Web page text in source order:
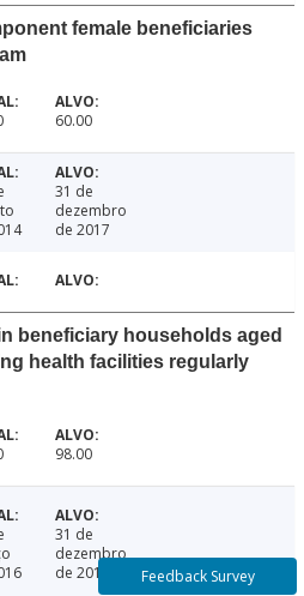
female beneficiaries
60.00
31 de
dezembro
de 2017
beneficiary households aged
health facilities regularly
98.00
31 de
dezembro
de 2019
Feedback Survey